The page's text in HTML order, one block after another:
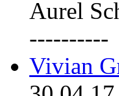
Aurel
----------
Vivian